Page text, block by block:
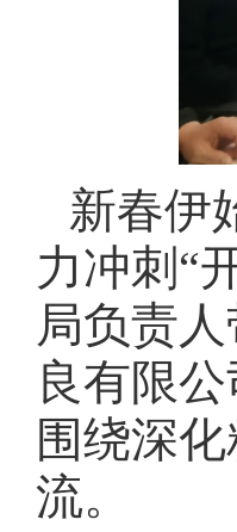
新春伊
力冲刺“
局负责
良有限
围绕深
流。